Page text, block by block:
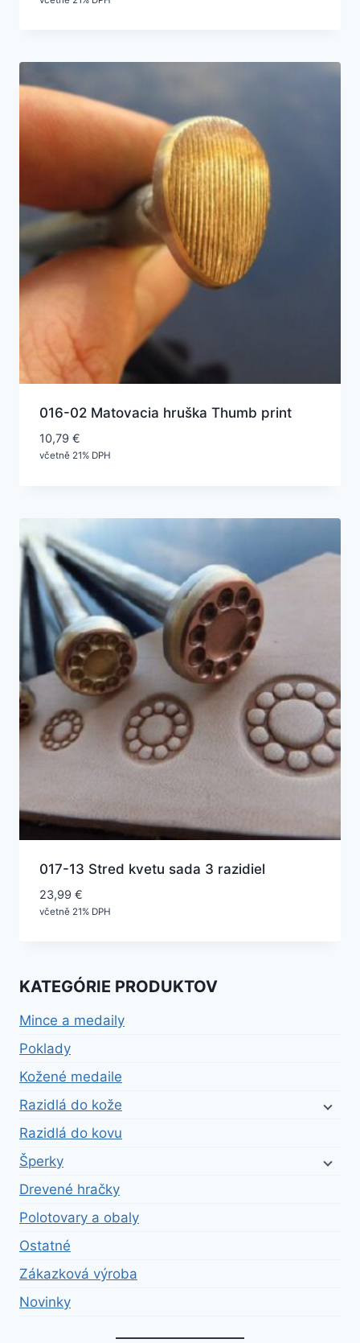
016-02 Matovacia hruška Thumb print
10,79 €
včetně 21% DPH
017-13 Stred kvetu sada 3 razidiel
23,99 €
včetně 21% DPH
KATEGÓRIE PRODUKTOV
Mince a medaily
Poklady
Kožené medaile
Razidlá do kože
Razidlá do kovu
Šperky
Drevené hračky
Polotovary a obaly
Ostatné
Zákazková výroba
Novinky